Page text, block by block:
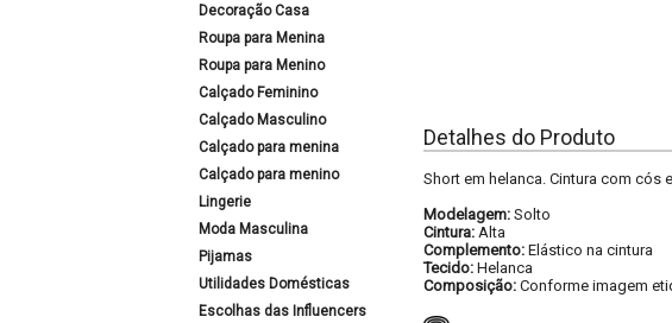
Decoração Casa
Roupa para Menina
Roupa para Menino
Calçado Feminino
Calçado Masculino
Calçado para menina
Calçado para menino
Lingerie
Moda Masculina
Pijamas
Utilidades Domésticas
Escolhas das Influencers
Detalhes do Produto
Short em helanca. Cintura com
Modelagem: Solto
Cintura: Alta
Complemento: Elástico na cintura
Tecido: Helanca
Composição: Conforme imagem